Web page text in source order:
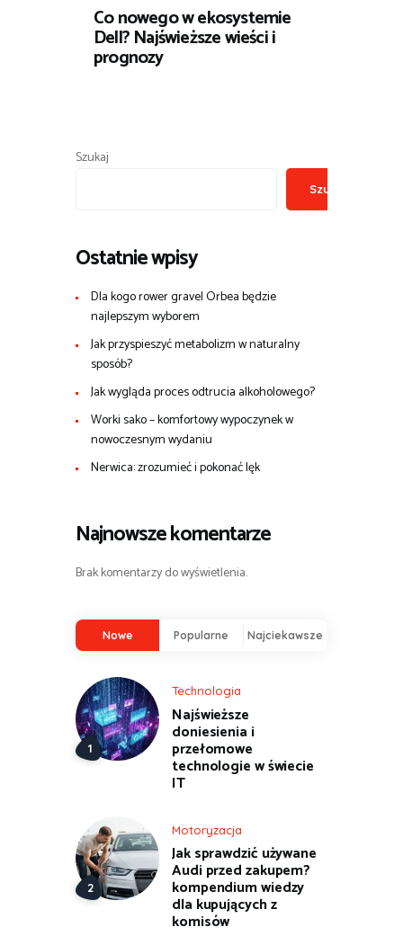
Co nowego w ekosystemie
Dell? Najświeższe wieści i
prognozy
Szukaj
Szukaj
Ostatnie wpisy
Dla kogo rower gravel Orbea będzie
najlepszym wyborem
Jak przyspieszyć metabolizm w naturalny
sposób?
Jak wygląda proces odtrucia alkoholowego?
Worki sako – komfortowy wypoczynek w
nowoczesnym wydaniu
Nerwica: zrozumieć i pokonać lęk
Najnowsze komentarze
Brak komentarzy do wyświetlenia.
Nowe Popularne Najciekawsze
Technologia
Najświeższe
doniesienia i
przełomowe
technologie w świecie
IT
Motoryzacja
Jak sprawdzić używane
Audi przed zakupem?
kompendium wiedzy
dla kupujących z
komisów